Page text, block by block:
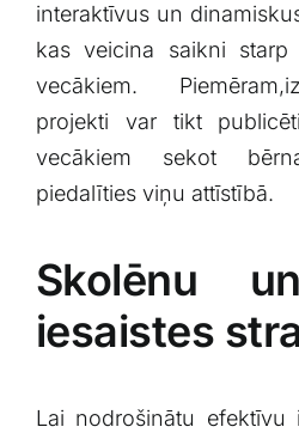
interaktīvus ⁢un
kas veicina saikni
vecākiem.
projekti var ⁤tikt⁢
vecākiem ⁢sekot⁢
piedalīties viņu attīstībā.
Skolēnu
iesaistes
Lai ‌nodrošinātu efektīvu